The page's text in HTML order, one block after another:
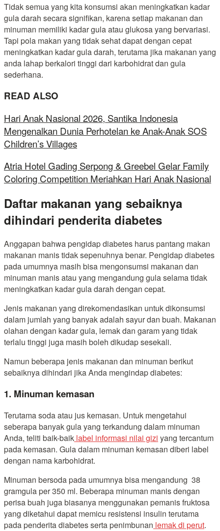
Tidak semua yang kita konsumsi akan meningkatkan kadar
gula darah secara signifikan, karena setiap makanan dan
minuman memiliki kadar gula atau glukosa yang bervariasi.
Tapi pola makan yang tidak sehat dapat dengan cepat
meningkatkan kadar gula darah, terutama jika makanan yang
anda lahap berkalori tinggi dari karbohidrat dan gula
sederhana.
READ ALSO
Hari Anak Nasional 2026, Santika Indonesia
Mengenalkan Dunia Perhotelan ke Anak-Anak SOS
Children’s Villages
Atria Hotel Gading Serpong & Greebel Gelar Family
Coloring Competition Meriahkan Hari Anak Nasional
Daftar makanan yang sebaiknya
dihindari penderita diabetes
Anggapan bahwa pengidap diabetes harus pantang makan
makanan manis tidak sepenuhnya benar. Pengidap diabetes
pada umumnya masih bisa mengonsumsi makanan dan
minuman manis atau yang mengandung gula selama tidak
meningkatkan kadar gula darah dengan cepat.
Jenis makanan yang direkomendasikan untuk dikonsumsi
dalam jumlah yang banyak adalah sayur dan buah. Makanan
olahan dengan kadar gula, lemak dan garam yang tidak
terlalu tinggi juga masih boleh dikudap sesekali.
Namun beberapa jenis makanan dan minuman berikut
sebaiknya dihindari jika Anda mengindap diabetes:
1. Minuman kemasan
Terutama soda atau jus kemasan. Untuk mengetahui
seberapa banyak gula yang terkandung dalam minuman
Anda, teliti baik-baik label informasi nilai gizi yang tercantum
pada kemasan. Gula dalam minuman kemasan diberi label
dengan nama karbohidrat.
Minuman bersoda pada umumnya bisa mengandung 38
gramgula per 350 ml. Beberapa minuman manis dengan
perisa buah juga biasanya menggunakan pemanis fruktosa
yang diketahui dapat memicu resistensi insulin terutama
pada penderita diabetes serta penimbunan lemak di perut.